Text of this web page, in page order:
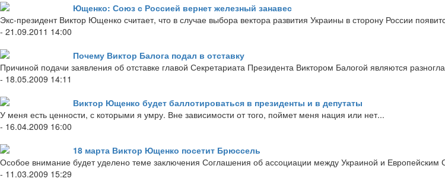
Ющенко: Союз с Россией вернет железный занавес
Экс-президент Виктор Ющенко считает, что в случае выбора вектора развития Украины в сторону России
- 21.09.2011 14:00
Почему Виктор Балога подал в отставку
Причиной подачи заявления об отставке главой Секретариата Президента Виктором Балогой являются
- 18.05.2009 14:11
Виктор Ющенко будет баллотироваться в президенты и в депутаты
У меня есть ценности, с которыми я умру. Вне зависимости от того, поймет меня нация или нет...
- 16.04.2009 16:00
18 марта Виктор Ющенко посетит Брюссель
Особое внимание будет уделено теме заключения Соглашения об ассоциации между Украиной и Европейским
- 11.03.2009 15:29